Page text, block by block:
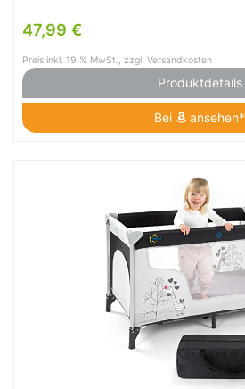
47,99 €
Preis inkl. 19 % MwSt., zzgl. Versandkosten
Produktdetails
Bei ansehen*